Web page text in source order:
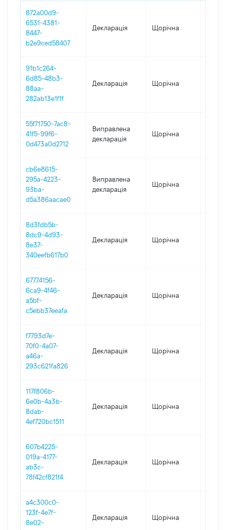
872a00d9-
6531-4381-
8447-
b2e9ced58407
Декларація Щорічна
91b1c264-
6d85-48b3-
88aa-
282ab13e1f1f
Декларація Щорічна
55f71750-7ac8-
41f5-99f6-
0d473a0d2712
Виправлена
декларація
Щорічна
cb6e8615-
295a-4223-
93ba-
d5a386aacae0
Виправлена
декларація
Щорічна
8d3fdb5b-
8dc9-4d93-
8e37-
340eefb617b0
Декларація Щорічна
67774156-
6ca9-4f46-
a5bf-
c5ebb37eeafa
Декларація Щорічна
f7793d7e-
70f0-4a07-
a46a-
293c621fa826
Декларація Щорічна
117f806b-
6e0b-4a3b-
8dab-
4ef720bc1511
Декларація Щорічна
607b4225-
019a-4177-
ab3c-
78f42cf821f4
Декларація Щорічна
a4c300c0-
123f-4e7f-
8e02-
Декларація Щорічна